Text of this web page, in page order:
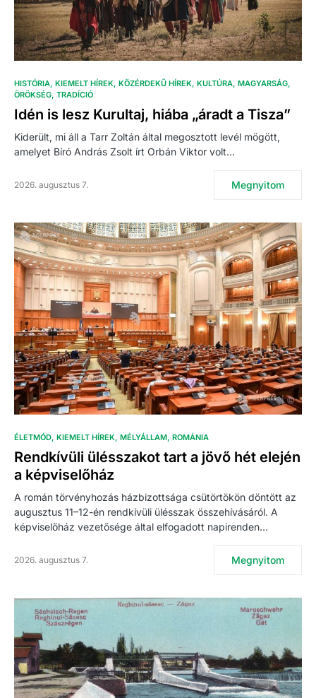
HISTÓRIA KIEMELT HÍREK KÖZÉRDEKŰ HÍREK KULTÚRA MAGYARSÁG
ÖRÖKSÉG TRADÍCIÓ
Idén is lesz Kurultaj, hiába „áradt a Tisza”
Kiderült, mi áll a Tarr Zoltán által megosztott levél mögött,
amelyet Bíró András Zsolt írt Orbán Viktor volt…
2026. augusztus 7. Megnyitom
ÉLETMÓD KIEMELT HÍREK MÉLYÁLLAM ROMÁNIA
Rendkívüli ülésszakot tart a jövő hét elején
a képviselőház
A román törvényhozás házbizottsága csütörtökön döntött az
augusztus 11–12-én rendkívüli ülésszak összehívásáról. A
képviselőház vezetősége által elfogadott napirenden…
2026. augusztus 7. Megnyitom